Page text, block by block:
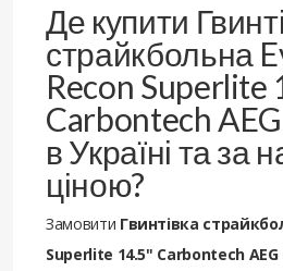
Де купити
страйкбольна
Recon Superlite
Carbontech
в Україні та за
ціною?
Замовити Гвинтівка
Superlite 14.5" Carbontech